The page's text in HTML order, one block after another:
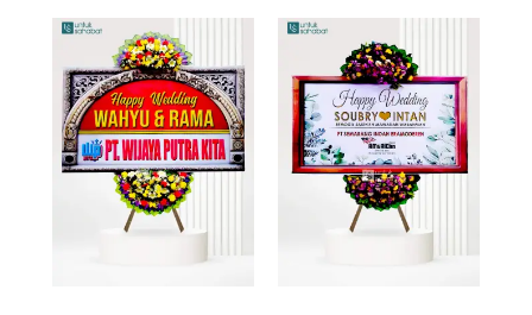
was:
Rp599.000.
is:
Rp575.000.
was:
Rp599.000.
is:
Rp575.000.